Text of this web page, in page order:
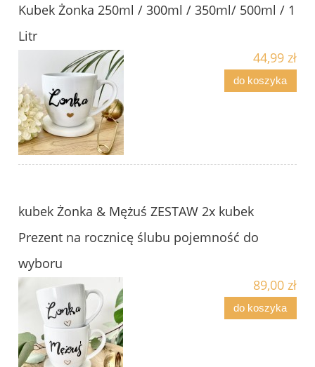
Kubek Żonka 250ml / 300ml / 350ml/ 500ml / 1
Litr
44,99 zł
do koszyka
kubek Żonka & Mężuś ZESTAW 2x kubek
Prezent na rocznicę ślubu pojemność do
wyboru
89,00 zł
do koszyka